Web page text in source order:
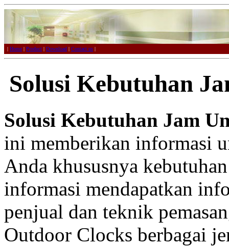
| Home | Product | Download | Contact us |
Solusi Kebutuhan
Solusi Kebutuhan Jam
ini memberikan informasi
Anda khususnya
informasi mendapatkan
penjual dan teknik
Outdoor Clocks berbagai